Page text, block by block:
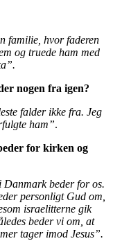
familie, hvor faderen
og truede ham med
nogen fra igen?
falder ikke fra. Jeg
ham”.
for kirken og
Danmark beder for os.
personligt Gud om,
israelitterne gik
beder vi om, at
tager imod Jesus”.